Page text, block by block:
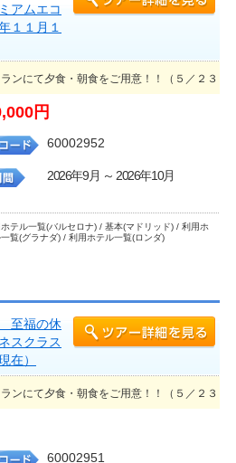
アムエコ
１１月１
ンにて夕食・朝食をご用意！！（５／２３
円
60002952
2026年9月 ～ 2026年10月
テル一覧(バルセロナ) / 基本(マドリッド) / 利用ホ
一覧(グラナダ) / 利用ホテル一覧(ロンダ)
至福の休
スクラス
在）
ンにて夕食・朝食をご用意！！（５／２３
60002951